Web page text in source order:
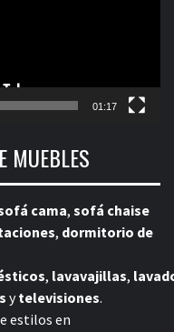
01:17
MUEBLES
cama, sofá chaise
, dormitorio de
, lavavajillas,
ytelevisiones.
estilos en